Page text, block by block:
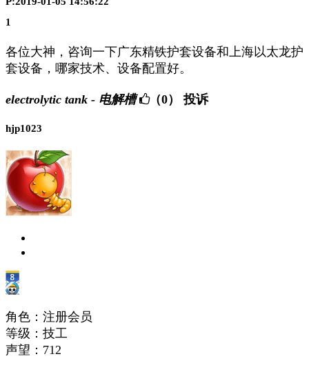
1
各位大神，咨询一下广东精铁护套设备和上海以太龙护
套设备，哪家技术、设备配置好。
electrolytic tank - 电解槽 （0） 投诉
hjp1023
角色：注册会员
等级：技工
声望： 712